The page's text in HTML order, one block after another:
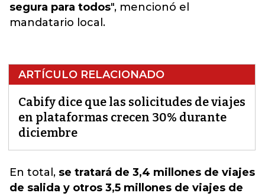
segura para todos", mencionó el
mandatario local.
ARTÍCULO RELACIONADO
Cabify dice que las solicitudes de viajes
en plataformas crecen 30% durante
diciembre
En total , se tratará de 3,4 millones de viajes
de salida y otros 3,5 millones de viajes de